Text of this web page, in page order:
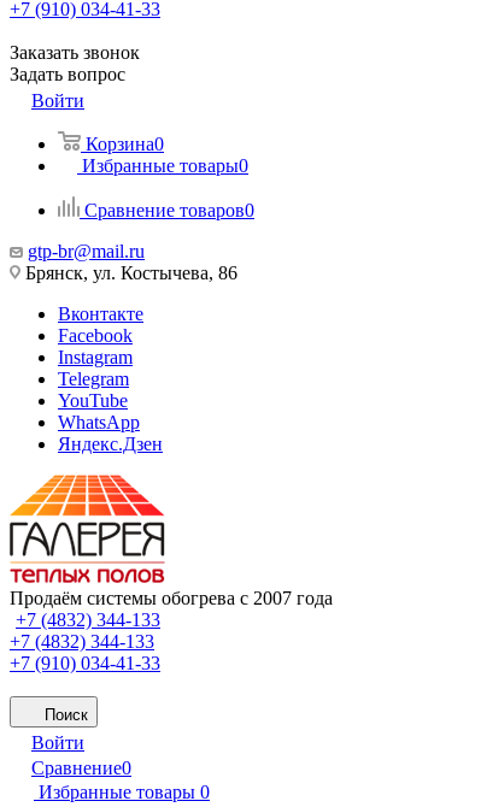
+7 (910) 034-41-33
Заказать звонок
Задать вопрос
Войти
Корзина0
Избранные товары0
Сравнение товаров0
gtp-br@mail.ru
Брянск, ул. Костычева, 86
Вконтакте
Facebook
Instagram
Telegram
YouTube
WhatsApp
Яндекс.Дзен
Продаём системы обогрева с 2007 года
+7 (4832) 344-133
+7 (4832) 344-133
+7 (910) 034-41-33
Поиск
Войти
Сравнение0
Избранные товары 0